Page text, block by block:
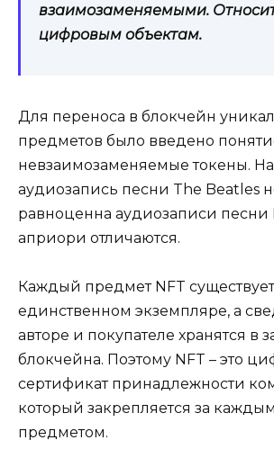
взаимозаменяемыми.
цифровым объектам.
Для переноса в блокчейн
предметов было введено
невзаимозаменяемые токены.
аудиозапись песни The Beatles
равноценна аудиозаписи песни
априори отличаются.
Каждый предмет NFT
единственном экземпляре, а
авторе и покупателе хранятся в
блокчейна. Поэтому NFT – это
сертификат принадлежности
который закрепляется за
предметом.